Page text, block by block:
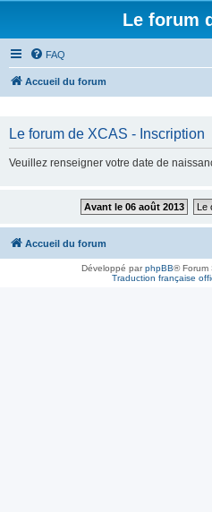
Le forum
FAQ
Accueil du forum
Le forum de XCAS - Inscription
Veuillez renseigner votre date de
Avant le 06 août 2013 Le
Accueil du forum
Développé parphpBB® Forum
Traduction française